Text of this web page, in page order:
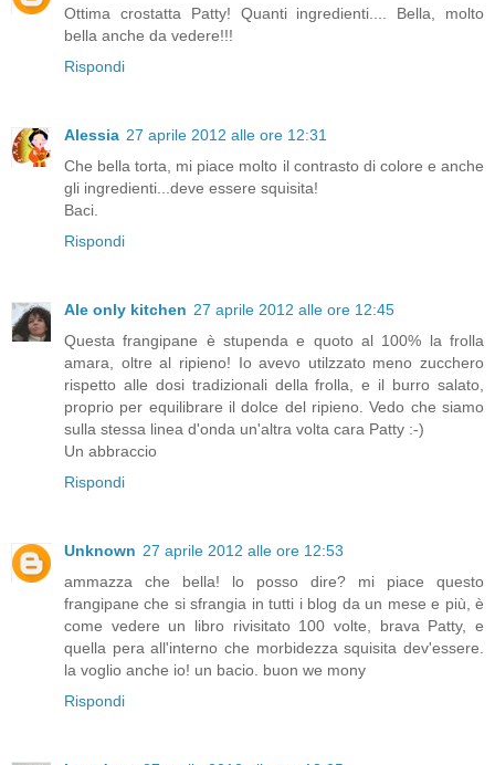
Ottima crostatta Patty! Quanti ingredienti.... Bella, molto
bella anche da vedere!!!
Rispondi
Alessia 27 aprile 2012 alle ore 12:31
Che bella torta, mi piace molto il contrasto di colore e anche
gli ingredienti...deve essere squisita!
Baci.
Rispondi
Ale only kitchen 27 aprile 2012 alle ore 12:45
Questa frangipane è stupenda e quoto al 100% la frolla
amara, oltre al ripieno! Io avevo utilzzato meno zucchero
rispetto alle dosi tradizionali della frolla, e il burro salato,
proprio per equilibrare il dolce del ripieno. Vedo che siamo
sulla stessa linea d'onda un'altra volta cara Patty :-)
Un abbraccio
Rispondi
Unknown 27 aprile 2012 alle ore 12:53
ammazza che bella! lo posso dire? mi piace questo
frangipane che si sfrangia in tutti i blog da un mese e più, è
come vedere un libro rivisitato 100 volte, brava Patty, e
quella pera all'interno che morbidezza squisita dev'essere.
la voglio anche io! un bacio. buon we mony
Rispondi